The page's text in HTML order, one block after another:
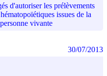
d'autoriser les prélèvements
issues de la
vivante
30/07/2013